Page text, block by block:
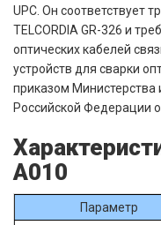
UPC. Он соответствует
TELCORDIA GR-326 и
оптических кабелей
устройств для сварки
приказом Министерства
Российской Федерации
A010
Параметр